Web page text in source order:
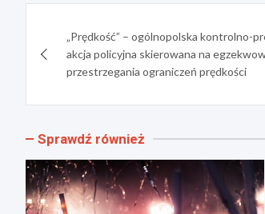
wpisu„Prędkość” – ogólnopolska kontrolno-
akcja policyjna skierowana na
przestrzegania ograniczeń prędkości
Sprawdź również